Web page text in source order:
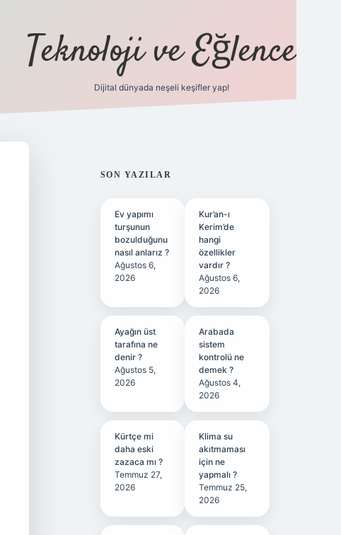
Teknoloji ve Eğlence
Dijital dünyada neşeli keşifler yap!
SIDEBAR
SON YAZILAR
Ev yapımı
turşunun
bozulduğunu
nasıl anlarız ?
Ağustos 6,
2026
Kur’an-ı
Kerim’de
hangi
özellikler
vardır ?
Ağustos 6,
2026
Ayağın üst
tarafına ne
denir ?
Ağustos 5,
2026
Arabada
sistem
kontrolü ne
demek ?
Ağustos 4,
2026
Kürtçe mi
daha eski
zazaca mı ?
Temmuz 27,
2026
Klima su
akıtmaması
için ne
yapmalı ?
Temmuz 25,
2026